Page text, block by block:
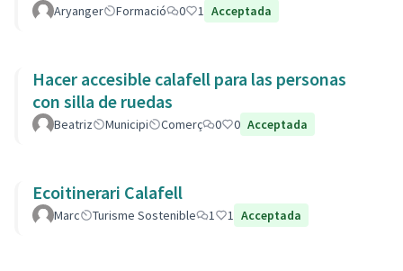
Aryanger Formació 0 1 Acceptada
Hacer accesible calafell para las personas
con silla de ruedas
Beatriz Municipi Comerç 0 0 Acceptada
Ecoitinerari Calafell
Marc Turisme Sostenible 1 1 Acceptada